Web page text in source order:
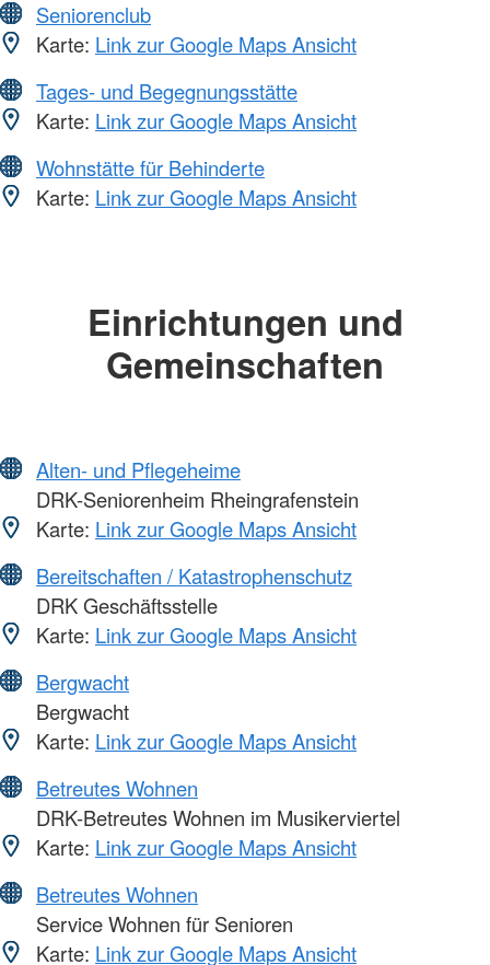
Seniorenclub
Karte: Link zur Google Maps Ansicht
Tages- und Begegnungsstätte
Karte: Link zur Google Maps Ansicht
Wohnstätte für Behinderte
Karte: Link zur Google Maps Ansicht
Einrichtungen und
Gemeinschaften
Alten- und Pflegeheime
DRK-Seniorenheim Rheingrafenstein
Karte: Link zur Google Maps Ansicht
Bereitschaften / Katastrophenschutz
DRK Geschäftsstelle
Karte: Link zur Google Maps Ansicht
Bergwacht
Bergwacht
Karte: Link zur Google Maps Ansicht
Betreutes Wohnen
DRK-Betreutes Wohnen im Musikerviertel
Karte: Link zur Google Maps Ansicht
Betreutes Wohnen
Service Wohnen für Senioren
Karte: Link zur Google Maps Ansicht